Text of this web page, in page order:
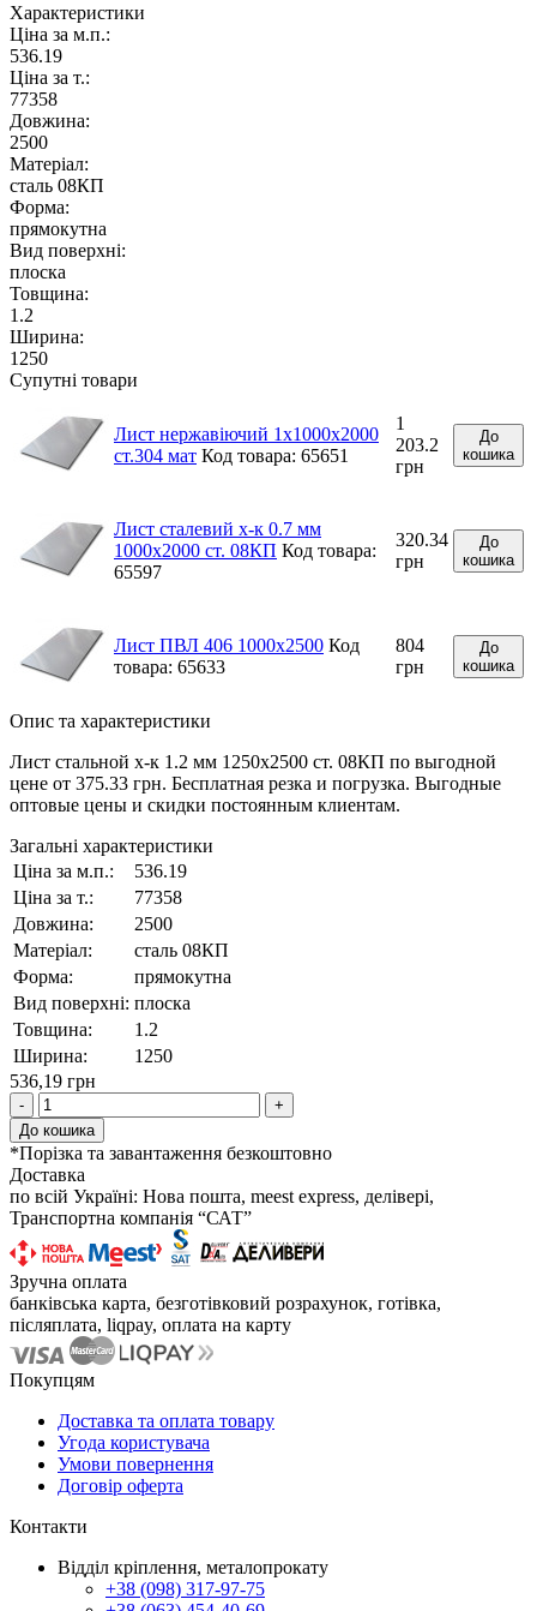
Характеристики
Ціна за м.п.:
536.19
Ціна за т.:
77358
Довжина:
2500
Матеріал:
сталь 08КП
Форма:
прямокутна
Вид поверхні:
плоска
Товщина:
1.2
Ширина:
1250
Супутні товари
Лист нержавіючий 1х1000х2000
ст.304 мат Код товара: 65651
1
203.2
грн
До
кошика
Лист сталевий х-к 0.7 мм
1000x2000 ст. 08КП Код товара:
65597
320.34
грн
До
кошика
Лист ПВЛ 406 1000x2500 Код
товара: 65633
804
грн
До
кошика
Опис та характеристики
Лист стальной х-к 1.2 мм 1250x2500 ст. 08КП по выгодной
цене от 375.33 грн. Бесплатная резка и погрузка. Выгодные
оптовые цены и скидки постоянным клиентам.
Загальні характеристики
Ціна за м.п.:
536.19
Ціна за т.:
77358
Довжина:
2500
Матеріал:
сталь 08КП
Форма:
прямокутна
Вид поверхні: плоска
Товщина:
1.2
Ширина:
1250
536,19 грн
-
+
До кошика
*Порізка та завантаження безкоштовно
Доставка
по всій Україні: Нова пошта, meest express, делівері,
Транспортна компанія “САТ”
Зручна оплата
банківська карта, безготівковий розрахунок, готівка,
післяплата, liqpay, оплата на карту
Покупцям
Доставка та оплата товару
Угода користувача
Умови повернення
Договір оферта
Контакти
Відділ кріплення, металопрокату
+38 (098) 317-97-75